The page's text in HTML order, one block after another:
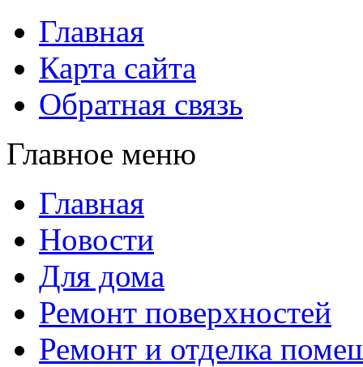
Главная
Карта сайта
Обратная связь
Главное меню
Главная
Новости
Для дома
Ремонт поверхностей
Ремонт и отделка